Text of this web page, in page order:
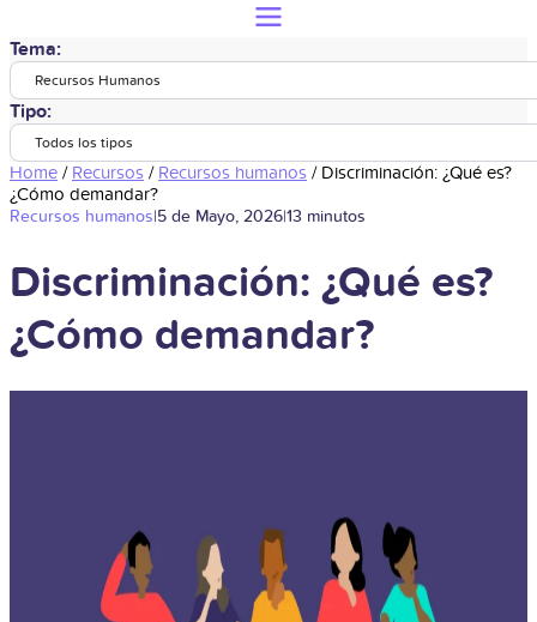
Tema:
Recursos Humanos
Tipo:
Todos los tipos
Home / Recursos / Recursos humanos / Discriminación: ¿Qué es?
¿Cómo demandar?
Recursos humanos|5 de Mayo, 2026|13 minutos
Discriminación: ¿Qué es?
¿Cómo demandar?